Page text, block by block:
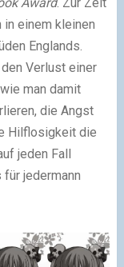
einem kleinen
Englands.
Verlust einer
man damit
die Angst
Hilflosigkeit die
jeden Fall
jedermann